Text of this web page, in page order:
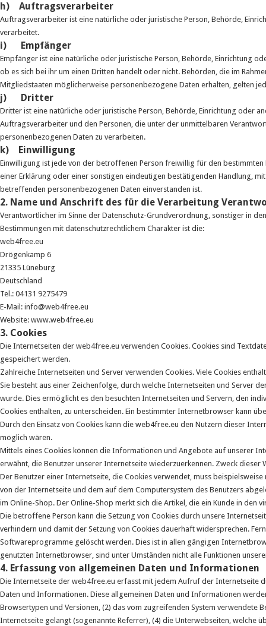
h) Auftragsverarbeiter
Auftragsverarbeiter ist eine natürliche oder juristische Person, Behörde,
verarbeitet.
i) Empfänger
Empfänger ist eine natürliche oder juristische Person, Behörde, Einrichtung
ob es sich bei ihr um einen Dritten handelt oder nicht. Behörden, die im
Mitgliedstaaten möglicherweise personenbezogene Daten erhalten, gelten
j) Dritter
Dritter ist eine natürliche oder juristische Person, Behörde, Einrichtung oder
Auftragsverarbeiter und den Personen, die unter der unmittelbaren
personenbezogenen Daten zu verarbeiten.
k) Einwilligung
Einwilligung ist jede von der betroffenen Person freiwillig für den
einer Erklärung oder einer sonstigen eindeutigen bestätigenden Handlung,
betreffenden personenbezogenen Daten einverstanden ist.
2. Name und Anschrift des für die Verarbeitung
Verantwortlicher im Sinne der Datenschutz-Grundverordnung, sonstiger in
Bestimmungen mit datenschutzrechtlichem Charakter ist die:
web4free.eu
Drögenkamp 6
21335 Lüneburg
Deutschland
Tel.: 04131 9275479
E-Mail: info@web4free.eu
Website: www.web4free.eu
3. Cookies
Die Internetseiten der web4free.eu verwenden Cookies. Cookies sind
gespeichert werden.
Zahlreiche Internetseiten und Server verwenden Cookies. Viele Cookies
Sie besteht aus einer Zeichenfolge, durch welche Internetseiten und Server
wurde. Dies ermöglicht es den besuchten Internetseiten und Servern, den
Cookies enthalten, zu unterscheiden. Ein bestimmter Internetbrowser kann
Durch den Einsatz von Cookies kann die web4free.eu den Nutzern dieser
möglich wären.
Mittels eines Cookies können die Informationen und Angebote auf unserer
erwähnt, die Benutzer unserer Internetseite wiederzuerkennen. Zweck
Der Benutzer einer Internetseite, die Cookies verwendet, muss
von der Internetseite und dem auf dem Computersystem des Benutzers
im Online-Shop. Der Online-Shop merkt sich die Artikel, die ein Kunde in den
Die betroffene Person kann die Setzung von Cookies durch unsere
verhindern und damit der Setzung von Cookies dauerhaft widersprechen.
Softwareprogramme gelöscht werden. Dies ist in allen gängigen
genutzten Internetbrowser, sind unter Umständen nicht alle Funktionen
4. Erfassung von allgemeinen Daten und Informationen
Die Internetseite der web4free.eu erfasst mit jedem Aufruf der Internetseite
Daten und Informationen. Diese allgemeinen Daten und Informationen
Browsertypen und Versionen, (2) das vom zugreifenden System verwendete
Internetseite gelangt (sogenannte Referrer), (4) die Unterwebseiten, welche